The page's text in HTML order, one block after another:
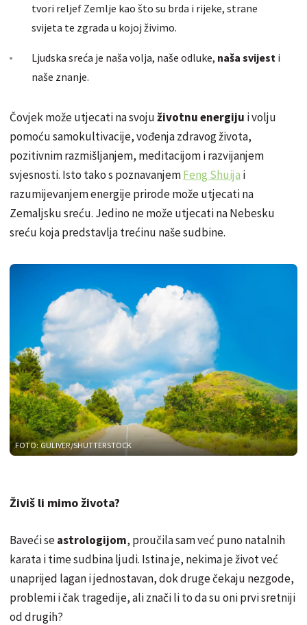
tvori reljef Zemlje kao što su brda i rijeke, strane
svijeta te zgrada u kojoj živimo.
Ljudska sreća je naša volja, naše odluke, naša svijest i
naše znanje.
Čovjek može utjecati na svojuživotnu energiju i volju
pomoću samokultivacije, vođenja zdravog života,
pozitivnim razmišljanjem, meditacijom i razvijanjem
svjesnosti. Isto tako s poznavanjemFeng Shuija i
razumijevanjem energije prirode može utjecati na
Zemaljsku sreću. Jedino ne može utjecati na Nebesku
sreću koja predstavlja trećinu naše sudbine.
FOTO: GULIVER/SHUTTERSTOCK
Živiš li mimo života?
Baveći seastrologijom, proučila sam već puno natalnih
karata i time sudbina ljudi. Istina je, nekima je život već
unaprijed lagan i jednostavan, dok druge čekaju nezgode,
problemi i čak tragedije, ali znači li to da su oni prvi sretniji
od drugih?